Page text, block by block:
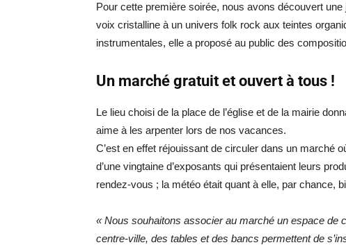
Pour cette première soirée, nous avons découvert
voix cristalline à un univers folk rock aux teintes
instrumentales, elle a proposé au public des
Un marché gratuit et ouvert à tous !
Le lieu choisi de la place de l’église et de la mairie
aime à les arpenter lors de nos vacances.
C’est en effet réjouissant de circuler dans un marché
d’une vingtaine d’exposants qui présentaient leurs
rendez-vous ; la météo était quant à elle, par chance,
« Nous souhaitons associer au marché un espace de
centre-ville, des tables et des bancs permettent de